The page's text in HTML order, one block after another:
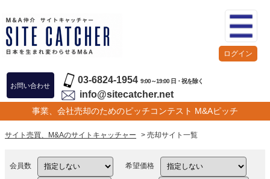
お問い合わせ
03-6824-1954 9:00～19:00 日・祝を除く
info@sitecatcher.net
事業、会社売却のためのピッチコンテスト M&Aピッチ
ログイン
サイト売買、M&Aのサイトキャッチャー > 売却サイト一覧
会員数 希望価格